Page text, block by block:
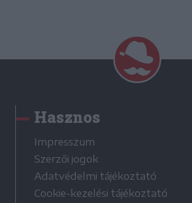
Hasznos
Impresszum
Szerzői jogok
Adatvédelmi tájékoztató
Cookie-kezelési tájékoztató